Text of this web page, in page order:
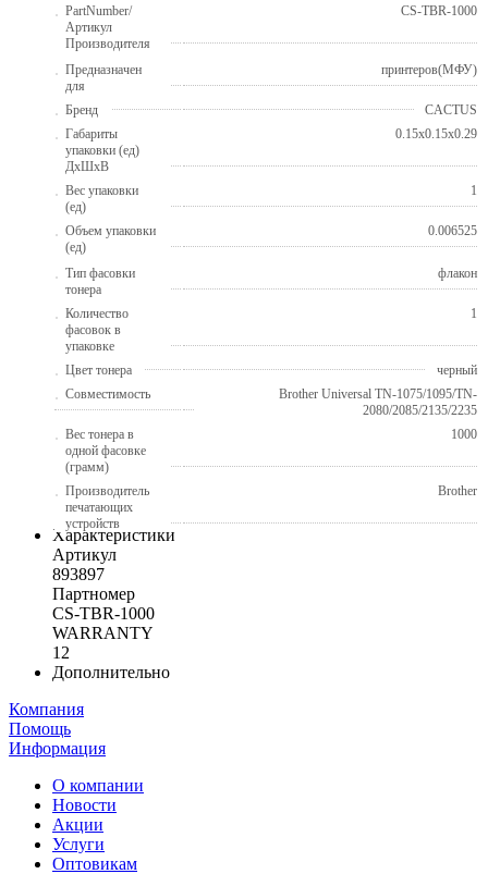
PartNumber/
Артикул
Производителя
CS-TBR-1000
Предназначен
для
принтеров(МФУ)
Бренд
CACTUS
Габариты
упаковки (ед)
ДхШхВ
0.15x0.15x0.29
Вес упаковки
(ед)
1
Объем упаковки
(ед)
0.006525
Тип фасовки
тонера
флакон
Количество
фасовок в
упаковке
1
Цвет тонера
черный
Совместимость
Brother Universal TN-1075/1095/TN-
2080/2085/2135/2235
Вес тонера в
одной фасовке
(грамм)
1000
Производитель
печатающих
устройств
Brother
Характеристики
Артикул
893897
Партномер
CS-TBR-1000
WARRANTY
12
Дополнительно
Компания
Помощь
Информация
О компании
Новости
Акции
Услуги
Оптовикам